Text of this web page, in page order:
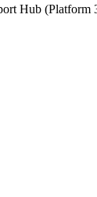
Hub (Platform